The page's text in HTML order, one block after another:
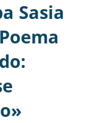
Sasia